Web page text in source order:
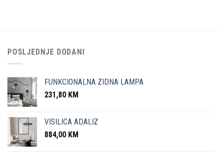
POSLJEDNJE DODANI
FUNKCIONALNA ZIDNA LAMPA
231,80 KM
VISILICA ADALIZ
884,00 KM